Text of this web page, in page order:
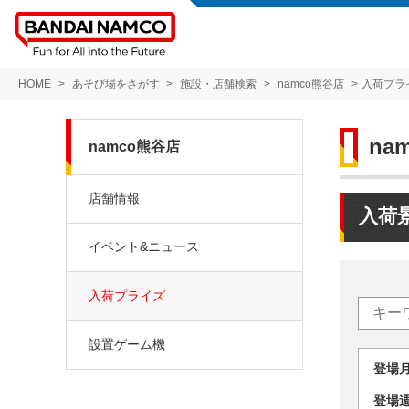
HOME あそび場をさがす 施設・店舗検索 namco熊谷店 入荷プラ
入荷
登
登
namco熊谷店
店舗情報
イベント&ニュース
入荷プライズ
設置ゲーム機